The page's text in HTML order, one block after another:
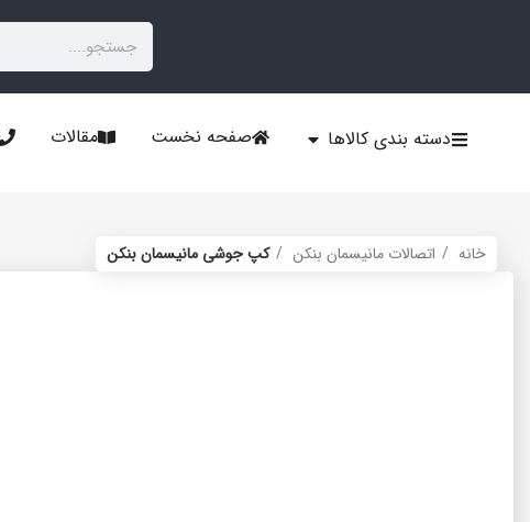
دسته بندی کالاها صفحه نخست مقالات
خانه اتصالات مانیسمان بنکن کپ جوشی مانیسمان بنکن